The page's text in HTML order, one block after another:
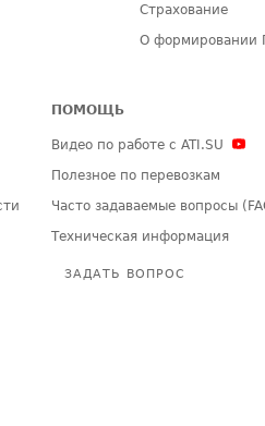
Страхование
О формировании
ПОМОЩЬ
Видео по работе с ATI.SU
Полезное по перевозкам
Часто задаваемые вопросы
Техническая информация
ЗАДАТЬ ВОПРОС